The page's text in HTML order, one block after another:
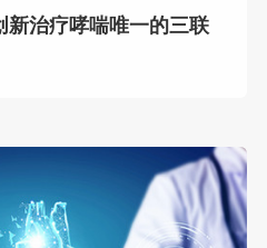
新治疗哮喘唯一的三联